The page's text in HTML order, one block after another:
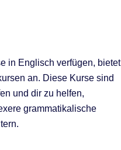
in Englisch verfügen, bietet
an. Diese Kurse sind
und dir zu helfen,
grammatikalische